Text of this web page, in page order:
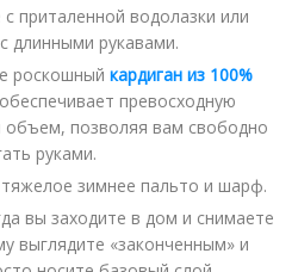
с приталенной водолазки или
длинными рукавами.
роскошный кардиган из 100%
превосходную
объем, позволяя вам свободно
руками.
зимнее пальто и шарф.
вы заходите в дом и снимаете
выглядите «законченным» и